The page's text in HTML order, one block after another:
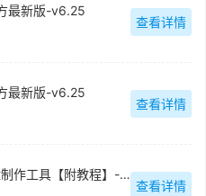
最新版-v6.25
查看详情
最新版-v6.25
查看详情
U大师U盘启动盘制作工具【附教程】-v【】
查看详情